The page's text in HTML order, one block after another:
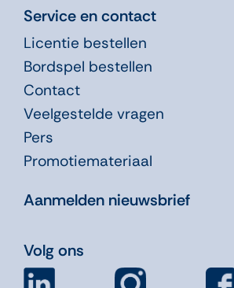
Service en contact
Licentie bestellen
Bordspel bestellen
Contact
Veelgestelde vragen
Pers
Promotiemateriaal
Aanmelden nieuwsbrief
Volg ons